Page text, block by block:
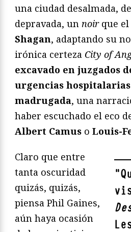
una ciudad desalmada,
depravada, un noirque el
Shagan, adaptando su
irónica certeza City of
excavado en juzgados
urgencias
madrugada, una
haber escuchado el eco
Albert Camus o Louis-
"
Claro que entre
tanta oscuridad
quizás, quizás,
piensa Phil Gaines,
aún haya ocasión